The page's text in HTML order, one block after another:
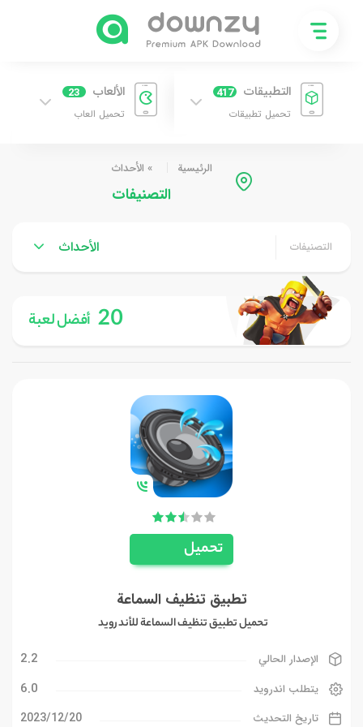
التطبيقات 417
تحميل تطبيقات
الألعاب 23
تحميل العاب
الرئيسية » الأحداث
التصنيفات
التصنيفات الأحداث
20 أفضل لعبة
تحميل
تطبيق تنظيف السماعة
تحميل تطبيق تنظيف السماعة للأندرويد
الإصدار الحالي 2.2
يتطلب اندرويد 6.0
تاريخ التحديث 20‏/12‏/2023